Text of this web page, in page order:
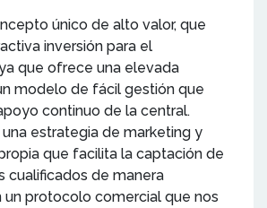
único de alto valor, que
inversión para el
que ofrece una elevada
modelo de fácil gestión que
continuo de la central.
estrategia de marketing y
que facilita la captación de
cualificados de manera
un protocolo comercial que nos